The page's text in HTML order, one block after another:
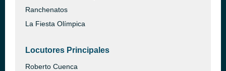
Ranchenatos
La Fiesta Olímpica
Locutores Principales
Roberto Cuenca